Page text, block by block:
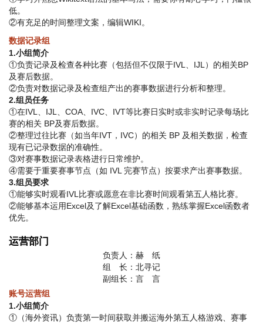
低。
②有充足的时间整理文案，编辑WIKI。
数据记录组
1.小组简介
①负责记录及检查各种比赛（包括但不仅限于IVL、IJL）的相关BP
及赛后数据。
②负责对数据记录及检查组产出的赛事数据进行分析和整理。
2.组员任务
①在IVL、IJL、COA、IVC、IVT等比赛日实时或非实时记录每场比
赛的相关 BP及赛后数据。
②整理过往比赛（如当年IVT，IVC）的相关 BP 及相关数据，检查
现有已记录数据的准确性。
③对赛事数据记录表格进行日常维护。
④需要于重要赛事节点（如 IVL 完赛节点）按要求产出赛事数据。
3.组员要求
①能够实时观看IVL比赛或愿意在非比赛时间观看第五人格比赛。
②能够基本运用Excel及了解Excel基础函数，熟练掌握Excel函数者
优先。
运营部门
负责人：赫 纸
组 长：北寻记
副组长：言 言
账号运营组
1.小组简介
①（海外资讯）负责第一时间获取并搬运海外第五人格游戏、赛事